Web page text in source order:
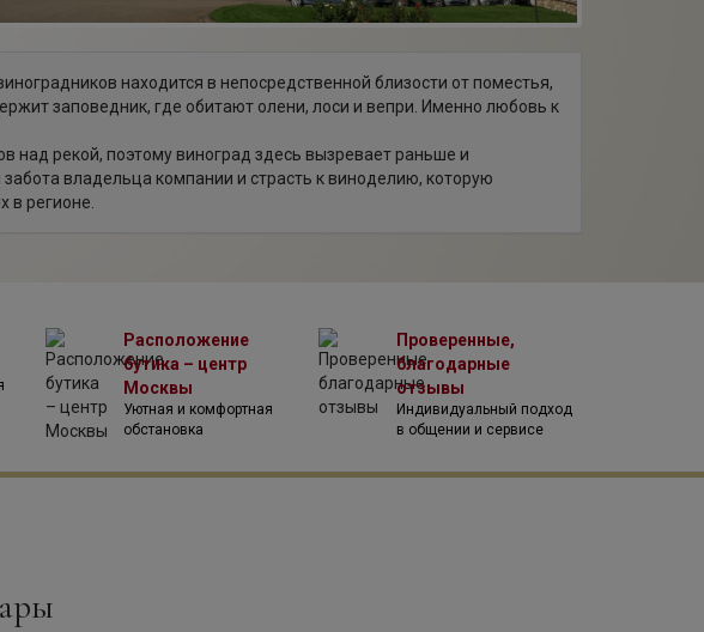
находится в непосредственной близости от поместья,
заповедник, где обитают олени, лоси и вепри. Именно любовь к
над рекой, поэтому виноград здесь вызревает раньше и
владельца компании и страсть к виноделию, которую
в регионе.
Расположение
бутика – центр
Москвы
Уютная и комфортная
обстановка
Проверенные,
благодарные
отзывы
Индивидуальный подход
в общении и сервисе